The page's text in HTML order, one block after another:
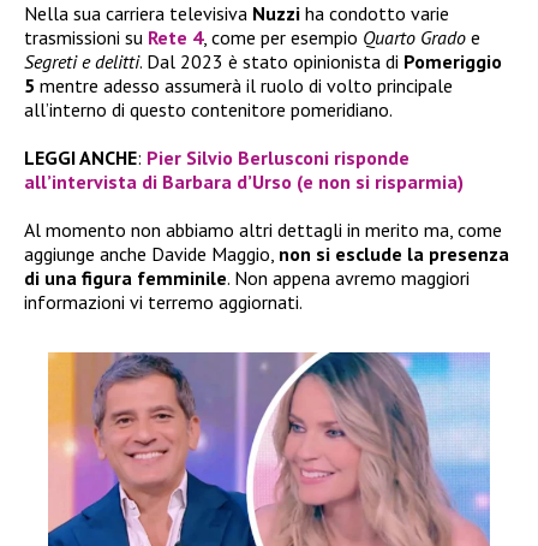
Nella sua carriera televisiva Nuzzi ha condotto varie
trasmissioni su Rete 4, come per esempio Quarto Grado e
Segreti e delitti. Dal 2023 è stato opinionista di Pomeriggio
5 mentre adesso assumerà il ruolo di volto principale
all’interno di questo contenitore pomeridiano.
LEGGI ANCHE: Pier Silvio Berlusconi risponde
all’intervista di Barbara d’Urso (e non si risparmia)
Al momento non abbiamo altri dettagli in merito ma, come
aggiunge anche Davide Maggio, non si esclude la presenza
di una figura femminile. Non appena avremo maggiori
informazioni vi terremo aggiornati.